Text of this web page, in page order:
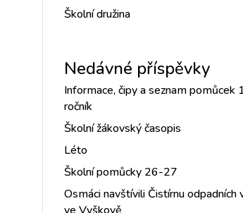
Školní družina
Nedávné příspěvky
Informace, čipy a seznam pomůcek
ročník
Školní žákovský časopis
Léto
Školní pomůcky 26-27
Osmáci navštívili Čistírnu odpadních